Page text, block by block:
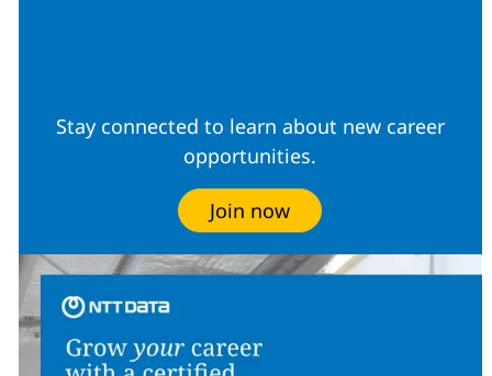
Stay connected to learn about new career
opportunities.
Join now